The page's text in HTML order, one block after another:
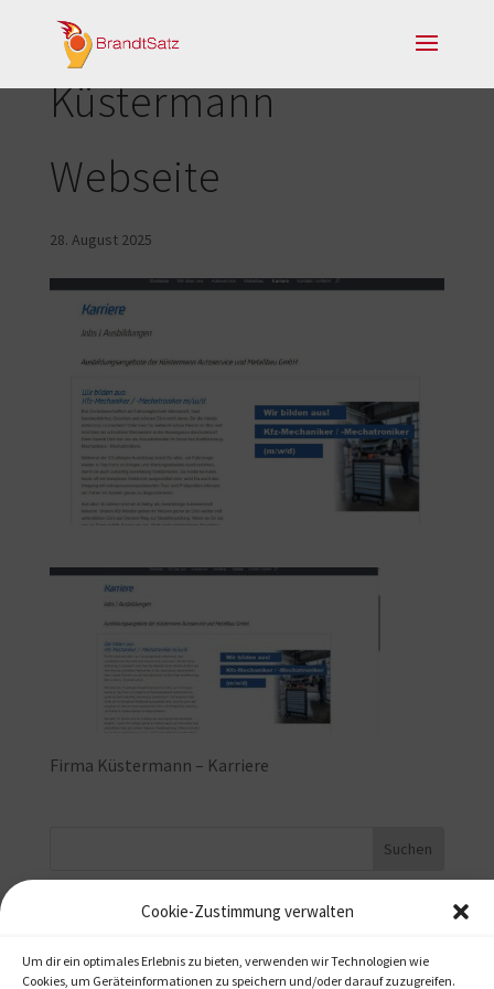
Cookie-Zustimmung verwalten
Um dir ein optimales Erlebnis zu bieten, verwenden wir Technologien wie
Cookies, um Geräteinformationen zu speichern und/oder darauf zuzugreifen.
Küstermann
Webseite
28. August 2025
Firma Küstermann – Karriere
Projekte / Referenzen